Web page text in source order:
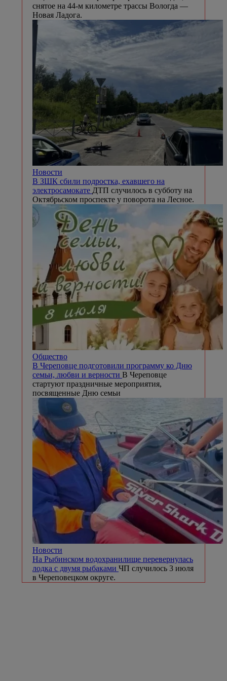
снятое на 44-м километре трассы Вологда —
Новая Ладога.
Новости
В ЗШК сбили подростка, ехавшего на
электросамокате ДТП случилось в субботу на
Октябрьском проспекте у поворота на Лесное.
Общество
В Череповце подготовили программу ко Дню
семьи, любви и верности В Череповце
стартуют праздничные мероприятия,
посвященные Дню семьи
Новости
На Рыбинском водохранилище перевернулась
лодка с двумя рыбаками ЧП случилось 3 июля
в Череповецком округе.